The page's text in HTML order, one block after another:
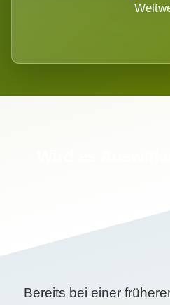
Bereits bei einer